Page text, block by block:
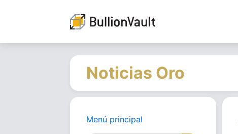
Noticias Oro
Menú principal